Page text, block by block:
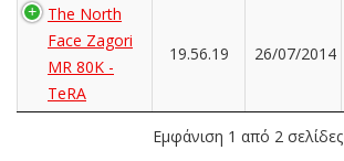
The North
Face Zagori
MR 80K -
TeRA
19.56.19 26/07/2014
Εμφάνιση 1 από 2 σελίδες